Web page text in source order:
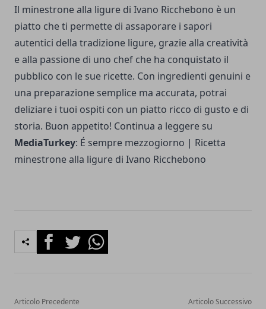
Il minestrone alla ligure di Ivano Ricchebono è un
piatto che ti permette di assaporare i sapori
autentici della tradizione ligure, grazie alla creatività
e alla passione di uno chef che ha conquistato il
pubblico con le sue ricette. Con ingredienti genuini e
una preparazione semplice ma accurata, potrai
deliziare i tuoi ospiti con un piatto ricco di gusto e di
storia. Buon appetito! Continua a leggere su
MediaTurkey: É sempre mezzogiorno | Ricetta
minestrone alla ligure di Ivano Ricchebono
FacebookTwitterWhatsapp
Articolo Precedente Articolo Successivo